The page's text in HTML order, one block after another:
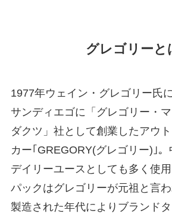
グレゴリーと
1977年ウェイン・グレゴリー氏
サンディエゴに「グレゴリー・
ダクツ」社として創業したアウ
カー｢GREGORY(グレゴリー)｣
デイリーユースとしても多く使
パックはグレゴリーが元祖と言わ
製造された年代によりブランド